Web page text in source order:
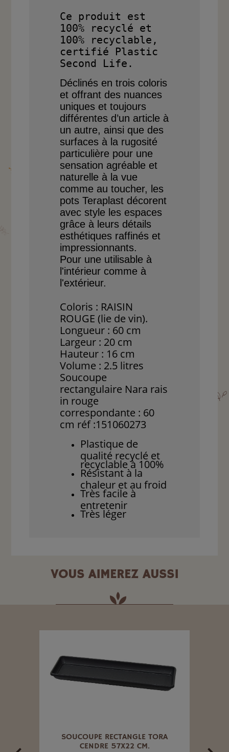
Ce produit est
100% recyclé et
100% recyclable,
certifié Plastic
Déclinés en trois coloris
et offrant des nuances
uniques et toujours
différentes d’un article à
un autre, ainsi que des
surfaces à la rugosité
particulière pour une
sensation agréable et
naturelle à lavue
comme au toucher, les
pots Teraplast décorent
avec style les espaces
grâce à leurs détails
esthétiques raffinés et
impressionnants.
Pour une utilisable à
l'intérieur comme à
l'extérieur.
Coloris : RAISIN
ROUGE (lie de vin).
Longueur : 60 cm
Largeur : 20 cm
Hauteur : 16 cm
Volume : 2.5 litres
Soucoupe
rectangulaire Nara rais
in rouge
correspondante : 60
cm réf :151060273
Plastique de
qualité recyclé et
recyclable à 100%
Résistant à la
chaleur et au froid
Très facile à
entretenir
Très léger
VOUS AIMEREZ AUSSI
SOUCOUPE RECTANGLE TORA
CENDRE 57X22 CM.